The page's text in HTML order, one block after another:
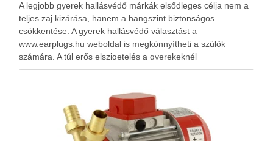
A legjobb gyerek hallásvédő márkák elsődleges célja nem a
teljes zaj kizárása, hanem a hangszint biztonságos
csökkentése. A gyerek hallásvédő választást a
www.earplugs.hu weboldal is megkönnyítheti a szülők
számára. A túl erős elszigetelés a gyerekeknél
kényelmetlenséget, félelmet vagy dezorientáltságot is